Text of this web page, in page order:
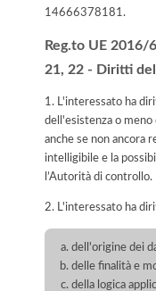
14666378181 .
Reg.to UE 2016/
21, 22 - Diritti
1. L'interessato ha
dell'esistenza o meno
anche se non ancora
intelligibile e la
l’Autorità di controllo.
2. L'interessato ha
dell'origine dei
delle finalità e
della logica